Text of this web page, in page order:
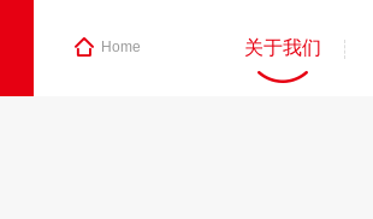
Home 关于我们